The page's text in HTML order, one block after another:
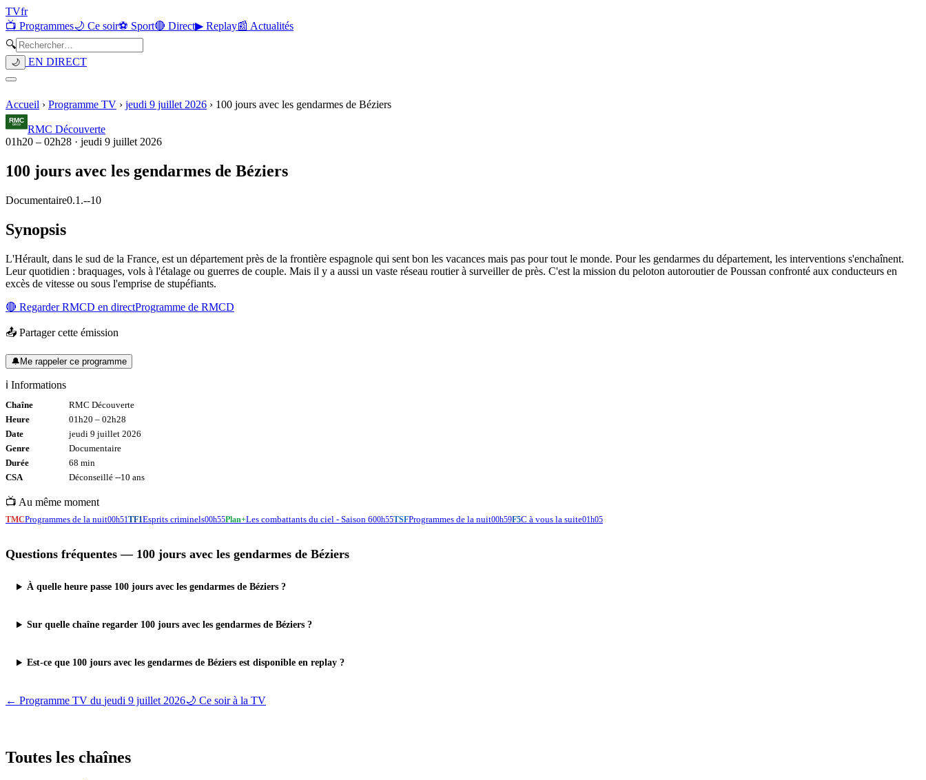
TVfr
📺 Programmes🌙 Ce soir⚽ Sport🔴 Direct▶ Replay📰 Actualités
🔍
🌙 EN DIRECT
Accueil › Programme TV › jeudi 9 juillet 2026 › 100 jours avec les gendarmes de Béziers
RMC Découverte
01h20 – 02h28 · jeudi 9 juillet 2026
100 jours avec les gendarmes de Béziers
Documentaire0.1.--10
Synopsis
L'Hérault, dans le sud de la France, est un département près de la frontière espagnole qui sent bon les vacances mais pas pour tout le monde. Pour les gendarmes du département, les interventions s'enchaînent.
Leur quotidien : braquages, vols à l'étalage ou guerres de couple. Mais il y a aussi un vaste réseau routier à surveiller de près. C'est la mission du peloton autoroutier de Poussan confronté aux conducteurs en
excès de vitesse ou sous l'emprise de stupéfiants.
🔴 RegarderRMCD en directProgramme de RMCD
📤 Partager cette émission
🔔Me rappeler ce programme
ℹ️ Informations
Chaîne
RMC Découverte
Heure
01h20 – 02h28
Date
jeudi 9 juillet 2026
Genre
Documentaire
Durée
68 min
CSA
Déconseillé --10 ans
📺 Au même moment
TMCProgrammes de la nuit00h51TF1Esprits criminels00h55Plan+Les combattants du ciel - Saison 600h55TSFProgrammes de la nuit00h59F5C à vous la suite01h05
Questions fréquentes — 100 jours avec les gendarmes de Béziers
À quelle heure passe 100 jours avec les gendarmes de Béziers ?
Sur quelle chaîne regarder 100 jours avec les gendarmes de Béziers ?
Est-ce que 100 jours avec les gendarmes de Béziers est disponible en replay ?
← Programme TV du jeudi 9 juillet 2026🌙 Ce soir à la TV
Toutes les chaînes